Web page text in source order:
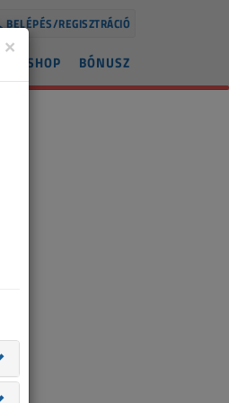
BELÉPÉS/REGISZTRÁCIÓ
BÓNUSZ
SHOP
×